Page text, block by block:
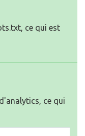
ce qui est
ce qui